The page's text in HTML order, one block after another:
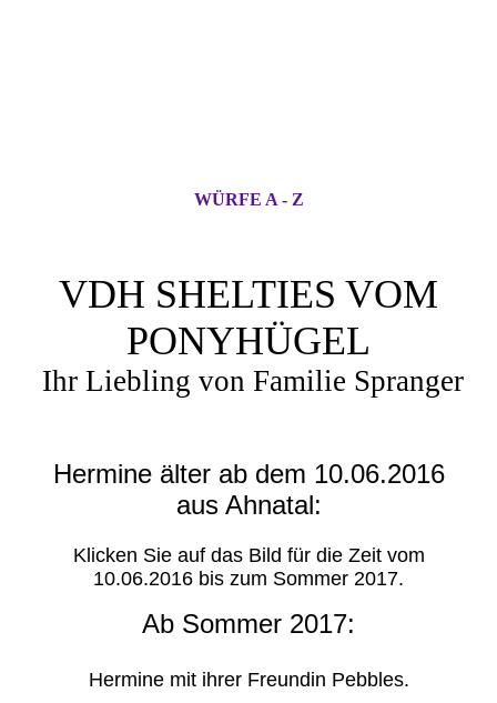
WÜRFE A - Z
VDH SHELTIES VOM
PONYHÜGEL
Ihr Liebling von Familie Spranger
Hermine älter ab dem 10.06.2016
aus Ahnatal:
Klicken Sie auf das Bild für die Zeit vom
10.06.2016 bis zum Sommer 2017.
Ab Sommer 2017:
Hermine mit ihrer Freundin Pebbles.